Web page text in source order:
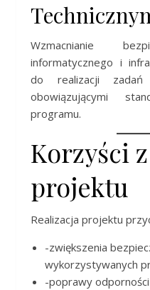
Wzmacnianie
informatycznego i
do realizacji zadań
obowiązującymi
programu.
Korzyści
projektu
Realizacja projektu
-zwiększenia
wykorzystywanych
-poprawy